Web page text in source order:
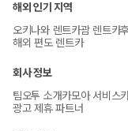
해외 인기 지역
오키나와 렌트카괌 렌트카
해외 편도 렌트카
회사 정보
팀오투 소개카모아 서비스
광고 제휴 파트너